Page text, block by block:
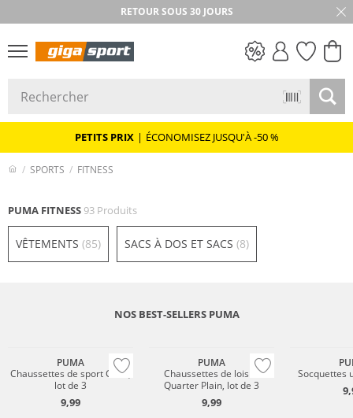
RETOUR SOUS 30 JOURS
PETITS PRIX | ÉCONOMISEZ JUSQU'À -50 %
SPORTS FITNESS
PUMA FITNESS 93 Produits
VÊTEMENTS (85) SACS À DOS ET SACS (8)
NOS BEST-SELLERS PUMA
PUMA
Chaussettes de sport Crew,
lot de 3
9,99
PUMA
Chaussettes de loisirs
Quarter Plain, lot de 3
9,99
Socquettes